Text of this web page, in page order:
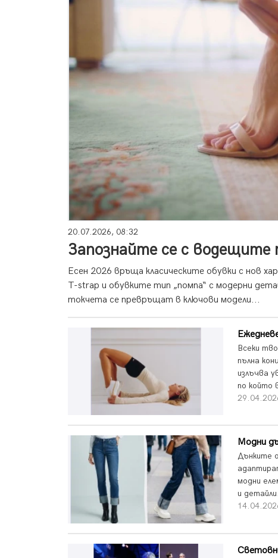
20.07.2026, 08:32
Запознайте се с водещите
Есен 2026 връща класическите обувки с нов
T-strap и обувките тип „помпа“ с модерни
токчета се превръщат в ключови модели...
Всеки
пълна
излъчва
по който
Модни
Дънките
модни
и